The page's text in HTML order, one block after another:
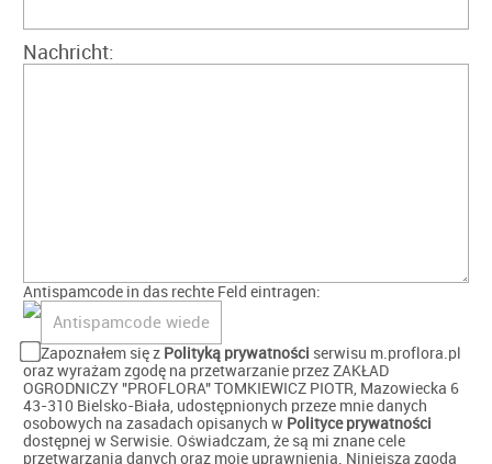
Nachricht:
Antispamcode in das rechte Feld eintragen:
Zapoznałem się z Polityką prywatności serwisu m.proflora.pl
oraz wyrażam zgodę na przetwarzanie przez ZAKŁAD
OGRODNICZY "PROFLORA" TOMKIEWICZ PIOTR, Mazowiecka 6
43-310 Bielsko-Biała, udostępnionych przeze mnie danych
osobowych na zasadach opisanych w Polityce prywatności
dostępnej w Serwisie. Oświadczam, że są mi znane cele
przetwarzania danych oraz moje uprawnienia. Niniejsza zgoda